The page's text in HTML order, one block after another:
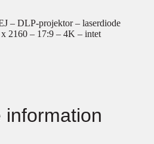
– DLP-projektor – laserdiode
2160 – 17:9 – 4K – intet
information